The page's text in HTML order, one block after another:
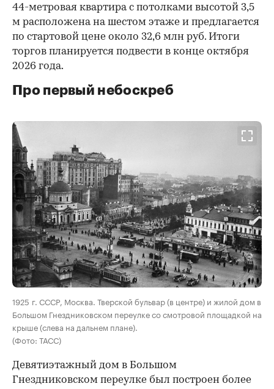
44-метровая квартира с потолками высотой 3,5
м расположена на шестом этаже и предлагается
по стартовой цене около 32,6 млн руб. Итоги
торгов планируется подвести в конце октября
2026 года.
Про первый небоскреб
00:00 / 00:00
1925 г. СССР, Москва. Тверской бульвар (в центре) и жилой дом в
Большом Гнездниковском переулке со смотровой площадкой на
крыше (слева на дальнем плане).
(Фото: ТАСС)
Девятиэтажный дом в Большом
Гнездниковском переулке был построен более